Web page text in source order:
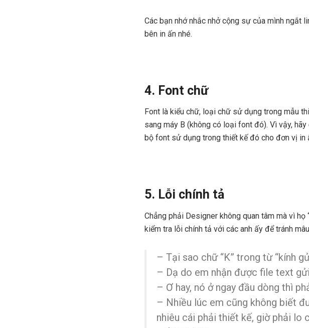
Các bạn nhớ nhắc nhở cộng sự của mình ngắt
bên in ấn nhé.
4. Font chữ
Font là kiểu chữ, loại chữ sử dụng trong mẫu
sang máy B (không có loại font đó). Vì vậy,
bộ font sử dụng trong thiết kế đó cho đơn vị in
5. Lỗi chính tả
Chẳng phải Designer không quan tâm mà vì họ
kiểm tra lỗi chính tả với các anh ấy để tránh
– Tại sao chữ “K” trong từ “kính
– Dạ do em nhận được file text
– Ơ hay, nó ở ngay đầu dòng thì
– Nhiều lúc em cũng không biết
nhiêu cái phải thiết kế, giờ phải lo